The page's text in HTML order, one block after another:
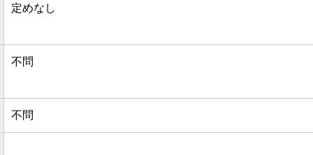
定めなし
不問
不問